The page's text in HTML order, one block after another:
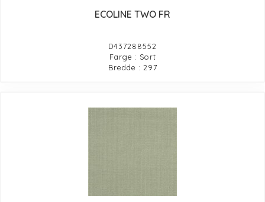
ECOLINE TWO FR
D437288552
Farge : Sort
Bredde : 297